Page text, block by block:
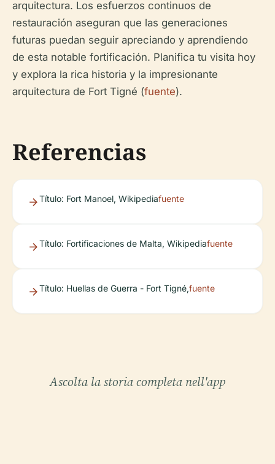
arquitectura. Los esfuerzos continuos de
restauración aseguran que las generaciones
futuras puedan seguir apreciando y aprendiendo
de esta notable fortificación. Planifica tu visita hoy
y explora la rica historia y la impresionante
arquitectura de Fort Tigné (fuente).
Referencias
Título: Fort Manoel, Wikipediafuente
Título: Fortificaciones de Malta, Wikipediafuente
Título: Huellas de Guerra - Fort Tigné,fuente
Ascolta la storia completa nell'app